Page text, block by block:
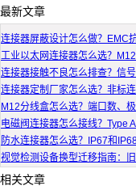
最新文章
连接器屏蔽设计怎么做？EMC
工业以太网连接器怎么选？
连接器接触不良怎么排查？信
连接器定制厂家怎么选？非标
M12分线盒怎么选？端口数、
电磁阀连接器怎么接线？Type
防水连接器怎么选？IP67和
视觉检测设备换型迁移指南：
相关文章